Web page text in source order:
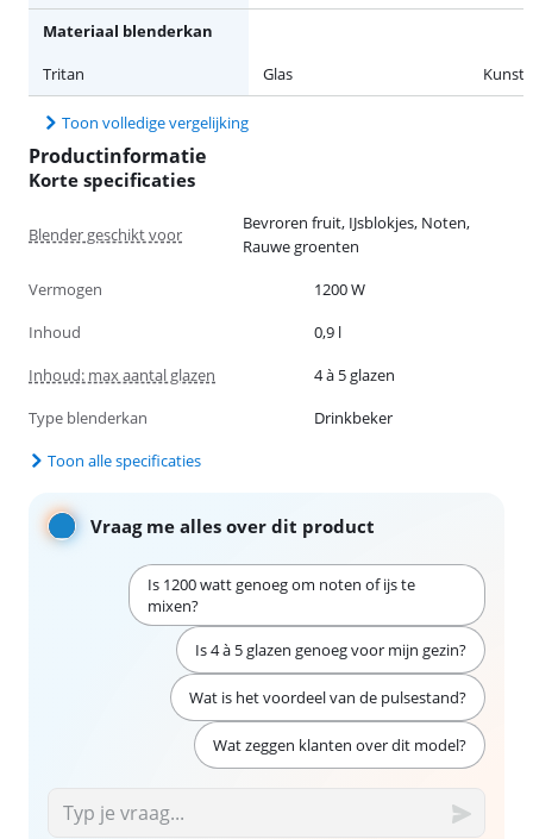
Materiaal blenderkan
Tritan
Glas
Toon volledige vergelijking
Productinformatie
Korte specificaties
Blender geschikt voor
Bevroren fruit, IJsblokjes, Noten,
Rauwe groenten
Vermogen
1200 W
Inhoud
0,9 l
Inhoud: max aantal glazen
4 à 5 glazen
Type blenderkan
Drinkbeker
Toon alle specificaties
Vraag me alles over dit product
Is 1200 watt genoeg om noten of ijs te
mixen?
Is 4 à 5 glazen genoeg voor mijn gezin?
Wat is het voordeel van de pulsestand?
Wat zeggen klanten over dit model?